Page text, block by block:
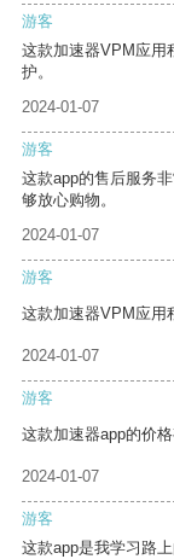
游客
这款加速器VPM应用
护。
2024-01-07
游客
这款app的售后服务
够放心购物。
2024-01-07
游客
这款加速器VPM应用
2024-01-07
游客
这款加速器app的价
2024-01-07
游客
这款app是我学习路